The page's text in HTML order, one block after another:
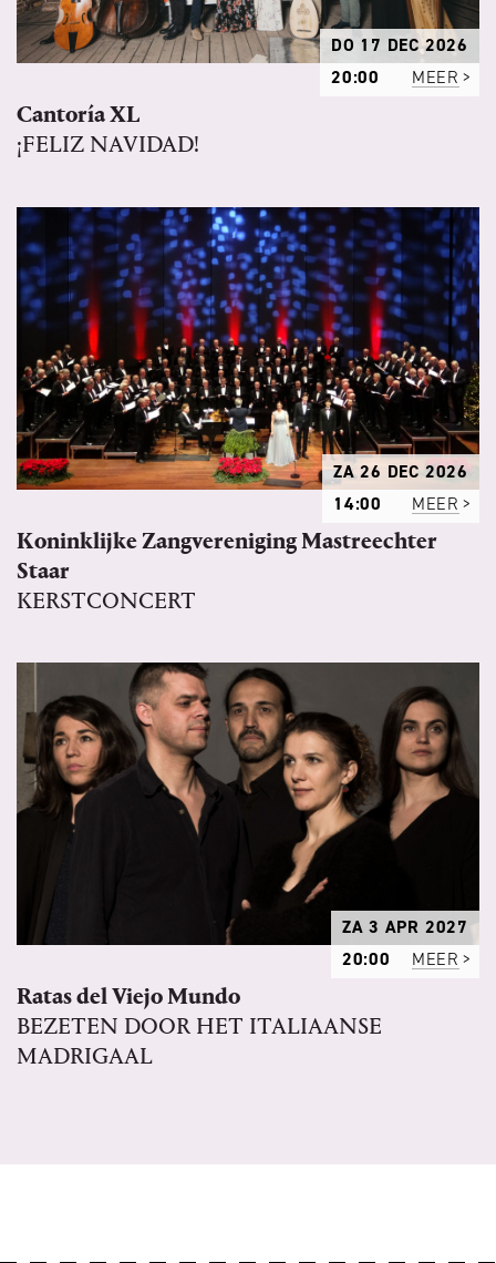
DO 17 DEC 2026
20:00
MEER
Cantoría XL
¡FELIZ NAVIDAD!
ZA 26 DEC 2026
14:00
MEER
Koninklijke Zangvereniging Mastreechter
Staar
KERSTCONCERT
ZA 3 APR 2027
20:00
MEER
Ratas del Viejo Mundo
BEZETEN DOOR HET ITALIAANSE
MADRIGAAL